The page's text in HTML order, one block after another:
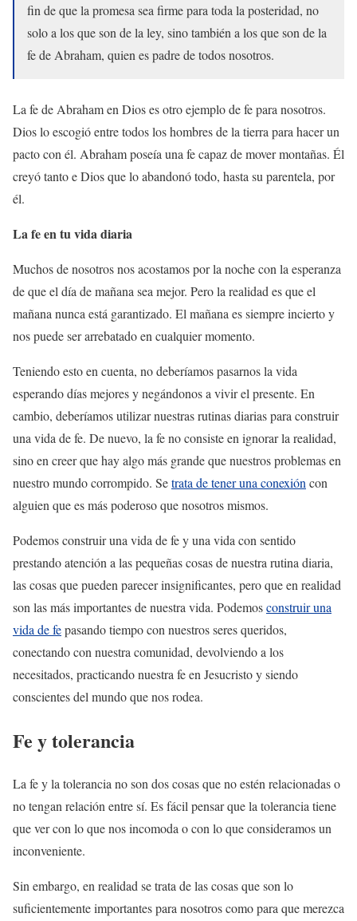
fin de que la promesa sea firme para toda la posteridad, no
solo a los que son de la ley, sino también a los que son de la
fe de Abraham, quien es padre de todos nosotros.
La fe de Abraham en Dios es otro ejemplo de fe para nosotros.
Dios lo escogió entre todos los hombres de la tierra para hacer un
pacto con él. Abraham poseía una fe capaz de mover montañas. Él
creyó tanto e Dios que lo abandonó todo, hasta su parentela, por
él.
La fe en tu vida diaria
Muchos de nosotros nos acostamos por la noche con la esperanza
de que el día de mañana sea mejor. Pero la realidad es que el
mañana nunca está garantizado. El mañana es siempre incierto y
nos puede ser arrebatado en cualquier momento.
Teniendo esto en cuenta, no deberíamos pasarnos la vida
esperando días mejores y negándonos a vivir el presente. En
cambio, deberíamos utilizar nuestras rutinas diarias para construir
una vida de fe. De nuevo, la fe no consiste en ignorar la realidad,
sino en creer que hay algo más grande que nuestros problemas en
nuestro mundo corrompido. Setrata de tener una conexión con
alguien que es más poderoso que nosotros mismos.
Podemos construir una vida de fe y una vida con sentido
prestando atención a las pequeñas cosas de nuestra rutina diaria,
las cosas que pueden parecer insignificantes, pero que en realidad
son las más importantes de nuestra vida. Podemosconstruir una
vida de fepasando tiempo con nuestros seres queridos,
conectando con nuestra comunidad, devolviendo a los
necesitados, practicando nuestra fe en Jesucristo y siendo
conscientes del mundo que nos rodea.
Fe y tolerancia
La fe y la tolerancia no son dos cosas que no estén relacionadas o
no tengan relación entre sí. Es fácil pensar que la tolerancia tiene
que ver con lo que nos incomoda o con lo que consideramos un
inconveniente.
Sin embargo, en realidad se trata de las cosas que son lo
suficientemente importantes para nosotros como para que merezca